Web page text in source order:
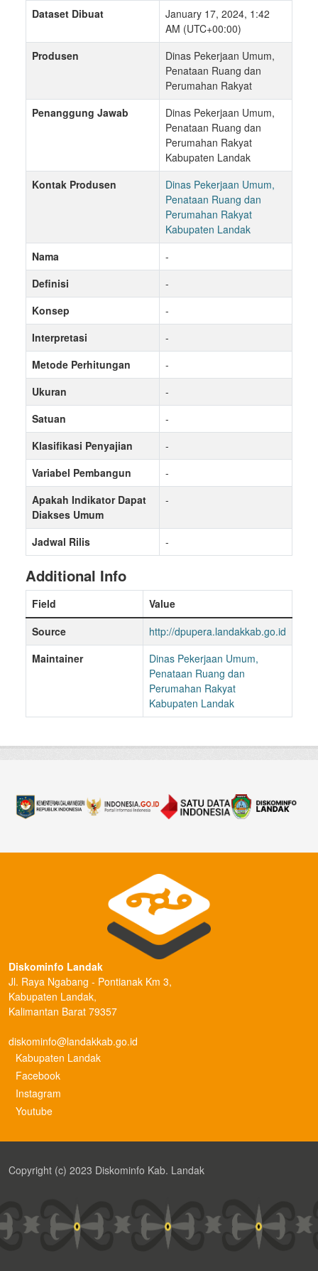
Dataset Dibuat
January 17, 2024, 1:42
AM (UTC+00:00)
Produsen
Dinas Pekerjaan Umum,
Penataan Ruang dan
Perumahan Rakyat
Penanggung Jawab
Dinas Pekerjaan Umum,
Penataan Ruang dan
Perumahan Rakyat
Kabupaten Landak
Kontak Produsen
Dinas Pekerjaan Umum,
Penataan Ruang dan
Perumahan Rakyat
Kabupaten Landak
Nama
-
Definisi
-
Konsep
-
Interpretasi
-
Metode Perhitungan
-
Ukuran
-
Satuan
-
Klasifikasi Penyajian
-
Variabel Pembangun
-
Apakah Indikator Dapat
Diakses Umum
-
Jadwal Rilis -
Additional Info
Field
Value
Source
http://dpupera.landakkab.go.id
Maintainer
Dinas Pekerjaan Umum,
Penataan Ruang dan
Perumahan Rakyat
Kabupaten Landak
Diskominfo Landak
Jl. Raya Ngabang - Pontianak Km 3,
Kabupaten Landak,
Kalimantan Barat 79357
diskominfo@landakkab.go.id
Kabupaten Landak
Facebook
Instagram
Youtube
Copyright (c) 2023 Diskominfo Kab. Landak